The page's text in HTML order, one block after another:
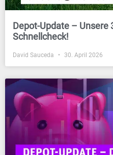
Depot-Update – Unsere
Schnellcheck!
David Sauceda 30. April 2026